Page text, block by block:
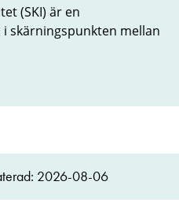
(SKI) är en
skärningspunkten mellan
2026-08-06